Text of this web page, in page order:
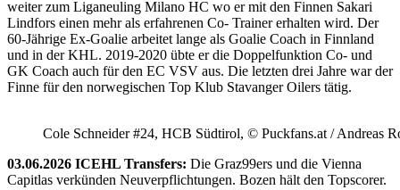
weiter zum Liganeuling Milano HC wo er mit den Finnen Sakari
Lindfors einen mehr als erfahrenen Co- Trainer erhalten wird. Der
60-Jährige Ex-Goalie arbeitet lange als Goalie Coach in Finnland
und in der KHL. 2019-2020 übte er die Doppelfunktion Co- und
GK Coach auch für den EC VSV aus. Die letzten drei Jahre war der
Finne für den norwegischen Top Klub Stavanger Oilers tätig.
Cole Schneider #24, HCB Südtirol, © Puckfans.at / Andreas
03.06.2026 ICEHL Transfers: Die Graz99ers und die Vienna
Capitlas verkünden Neuverpflichtungen. Bozen hält den Topscorer.